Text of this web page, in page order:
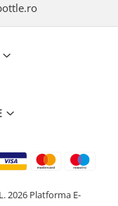
2026 Platforma E-